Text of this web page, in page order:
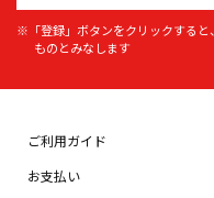
※「登録」ボタンをクリックすると、
ものとみなします
ご利用ガイド
お支払い